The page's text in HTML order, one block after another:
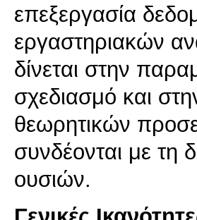
επεξεργασία
εργαστηριακών
δίνεται στην
σχεδιασμό και
θεωρητικών
συνδέονται με